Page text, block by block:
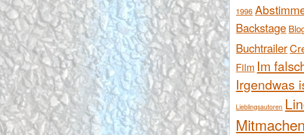
1996
Backstage
Buchtrailer
Film Im
Irgendwas
Lieblingsautoren
Mitmachen